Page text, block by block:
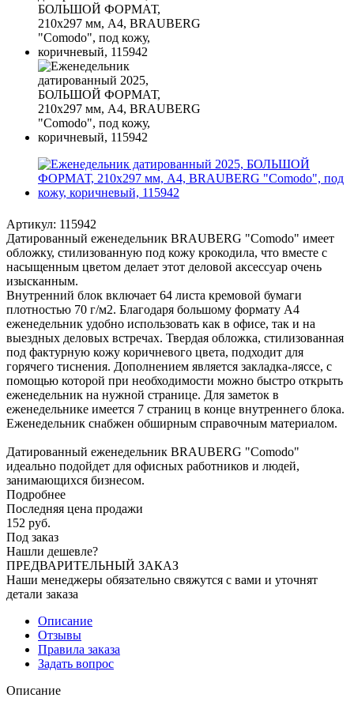
Артикул: 115942
Датированный еженедельник BRAUBERG "Comodo" имеет
обложку, стилизованную под кожу крокодила, что вместе с
насыщенным цветом делает этот деловой аксессуар очень
изысканным.
Внутренний блок включает 64 листа кремовой бумаги
плотностью 70 г/м2. Благодаря большому формату А4
еженедельник удобно использовать как в офисе, так и на
выездных деловых встречах. Твердая обложка, стилизованная
под фактурную кожу коричневого цвета, подходит для
горячего тиснения. Дополнением является закладка-ляссе, с
помощью которой при необходимости можно быстро открыть
еженедельник на нужной странице. Для заметок в
еженедельнике имеется 7 страниц в конце внутреннего блока.
Еженедельник снабжен обширным справочным материалом.
Датированный еженедельник BRAUBERG "Comodo"
идеально подойдет для офисных работников и людей,
занимающихся бизнесом.
Подробнее
Последняя цена продажи
152 руб.
Под заказ
Нашли дешевле?
ПРЕДВАРИТЕЛЬНЫЙ ЗАКАЗ
Наши менеджеры обязательно свяжутся с вами и уточнят
детали заказа
Описание
Отзывы
Правила заказа
Задать вопрос
Описание